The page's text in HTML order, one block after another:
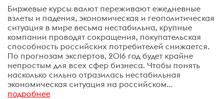
Биржевые курсы валют переживают ежедневные
взлеты и падения, экономическая и геополитическая
ситуация в мире весьма нестабильна, крупные
компании проводят сокращения, покупательская
способность российских потребителей снижается.
По прогнозам экспертов, 2016 год будет крайне
непростым для всех сфер бизнеса. Чтобы понять
насколько сильно отразилась нестабильная
экономическая ситуация на российском...
подробнее